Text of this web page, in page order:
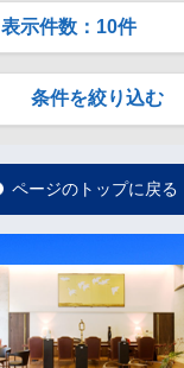
表示件数：10件
条件を絞り込む
ページのトップに戻る